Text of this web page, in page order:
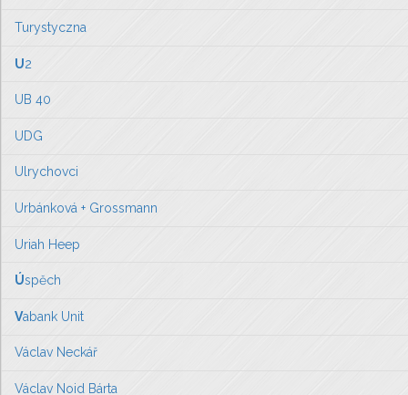
Turystyczna
U2
UB 40
UDG
Ulrychovci
Urbánková + Grossmann
Uriah Heep
Úspěch
Vabank Unit
Václav Neckář
Václav Noid Bárta